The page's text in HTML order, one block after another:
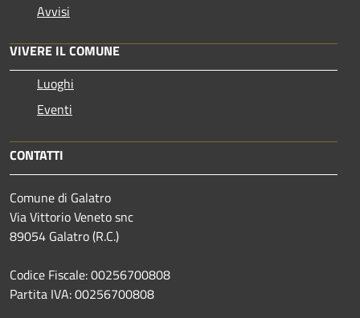
Avvisi
VIVERE IL COMUNE
Luoghi
Eventi
CONTATTI
Comune di Galatro
Via Vittorio Veneto snc
89054 Galatro (R.C.)
Codice Fiscale: 00256700808
Partita IVA: 00256700808